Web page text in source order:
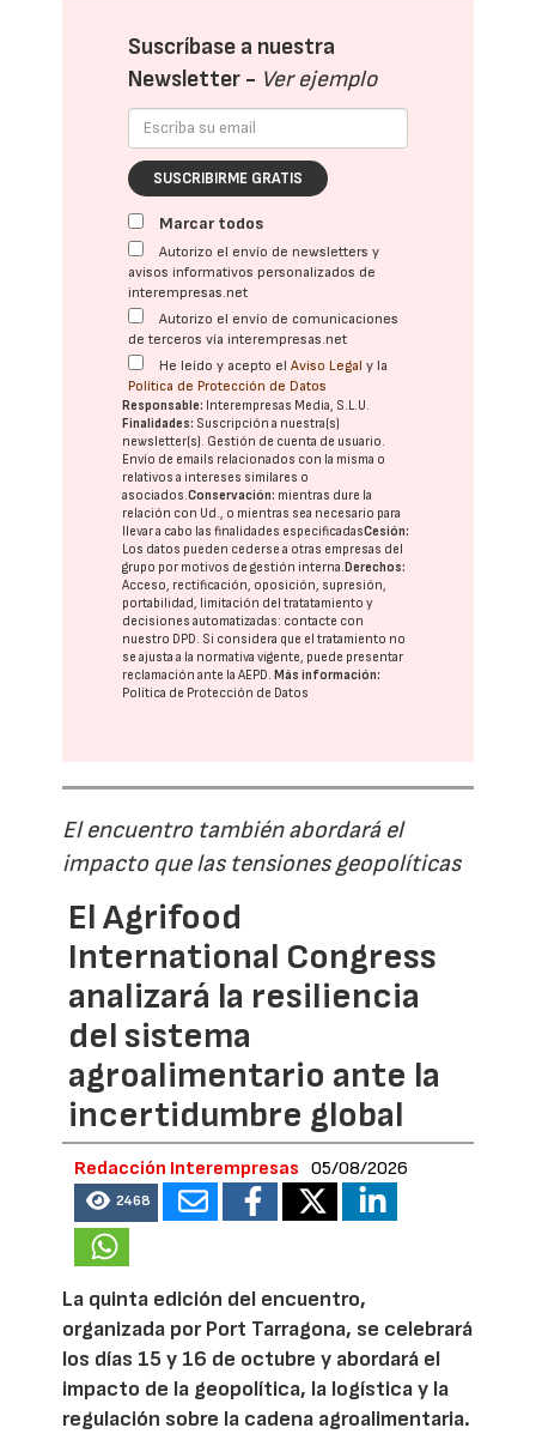
Suscríbase a nuestra
Newsletter - Ver ejemplo
SUSCRIBIRME GRATIS
Marcar todos
Autorizo el envío de newsletters y
avisos informativos personalizados de
interempresas.net
Autorizo el envío de comunicaciones
de terceros vía interempresas.net
He leído y acepto elAviso Legal y la
Política de Protección de Datos
Responsable: Interempresas Media, S.L.U.
Finalidades: Suscripción a nuestra(s)
newsletter(s). Gestión de cuenta de usuario.
Envío de emails relacionados con la misma o
relativos a intereses similares o
asociados.Conservación: mientras dure la
relación con Ud., o mientras sea necesario para
llevar a cabo las finalidades especificadasCesión:
Los datos pueden cederse a otras empresas del
grupo por motivos de gestión interna.Derechos:
Acceso, rectificación, oposición, supresión,
portabilidad, limitación del tratatamiento y
decisiones automatizadas: contacte con
nuestro DPD. Si considera que el tratamiento no
se ajusta a la normativa vigente, puede presentar
reclamación ante laAEPD.Más información:
Política de Protección de Datos
El encuentro también abordará el
impacto que las tensiones geopolíticas
El Agrifood
International Congress
analizará la resiliencia
del sistema
agroalimentario ante la
incertidumbre global
Redacción Interempresas 05/08/2026
2468
La quinta edición del encuentro,
organizada por Port Tarragona, se celebrará
los días 15 y 16 de octubre y abordará el
impacto de la geopolítica, la logística y la
regulación sobre la cadena agroalimentaria.